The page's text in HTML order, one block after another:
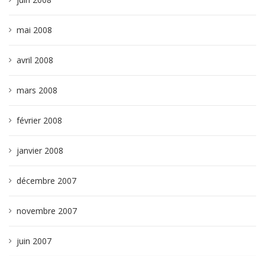
mai 2008
avril 2008
mars 2008
février 2008
janvier 2008
décembre 2007
novembre 2007
juin 2007